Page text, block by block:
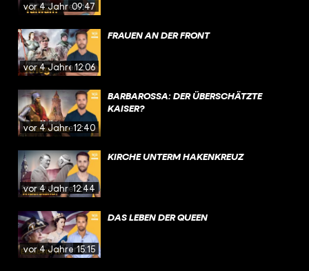
vor 4 Jahren09:47
vor 4 Jahren12:06
FRAUEN AN DER FRONT
vor 4 Jahren12:40
BARBAROSSA: DER ÜBERSCHÄTZTE
KAISER?
vor 4 Jahren12:44
KIRCHE UNTERM HAKENKREUZ
vor 4 Jahren15:15
DAS LEBEN DER QUEEN